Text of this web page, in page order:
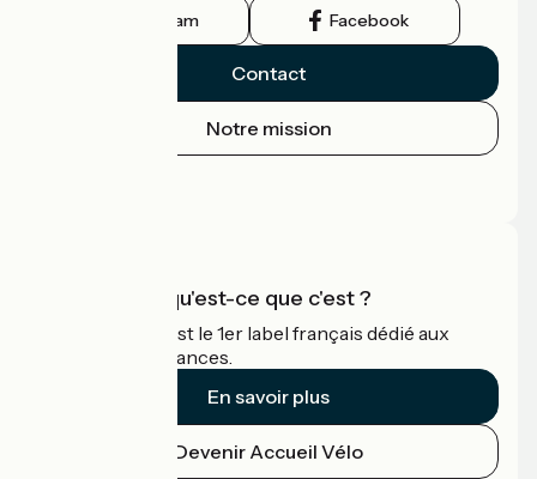
Instagram Facebook
Contact
Notre mission
Accueil Vélo qu'est-ce que c'est ?
Accueil Vélo c'est le 1er label français dédié aux
cyclistes en vacances.
En savoir plus
Devenir Accueil Vélo